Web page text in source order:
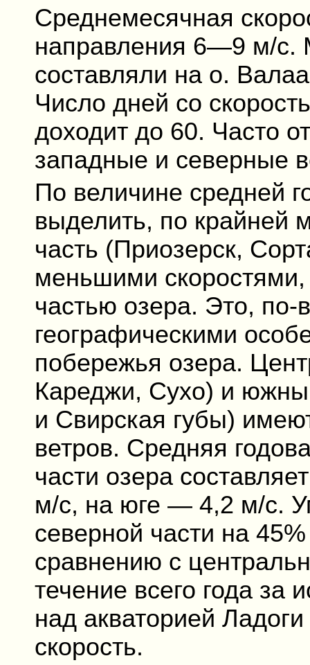
Среднемесячная
направления 6—9 м/с.
составляли на о.
Число дней со
доходит до 60. Часто
западные и северные
По величине средней
выделить, по крайней
часть (Приозерск,
меньшими
частью озера. Это, по-
географическими
побережья озера.
Кареджи, Сухо) и
и Свирская губы)
ветров. Средняя
части озера
м/с, на юге — 4,2 м/с.
северной части на
сравнению с
течение всего года за
над акваторией
скорость.